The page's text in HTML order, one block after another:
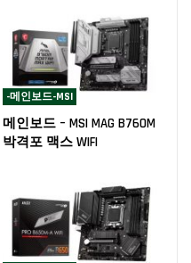
-메인보드-MSI
메인보드 – MSI MAG B760M
박격포 맥스 WIFI